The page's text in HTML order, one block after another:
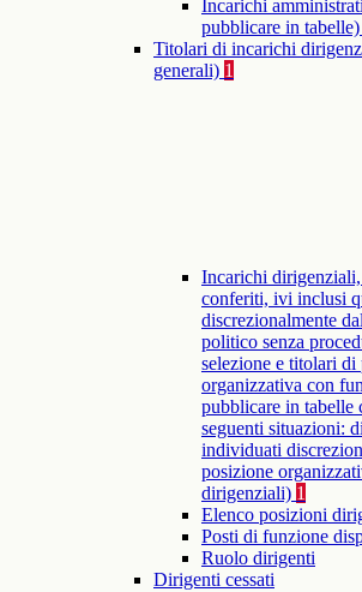
Incarichi
pubblicare in tabelle)
Titolari di incarichi
generali) 1
Incarichi
conferiti, ivi inclusi
discrezionalmente
politico senza
selezione e titolari di
organizzativa con
pubblicare in tabelle
seguenti situazioni:
individuati
posizione
dirigenziali) 1
Elenco posizioni
Posti di funzione
Ruolo dirigenti
Dirigenti cessati